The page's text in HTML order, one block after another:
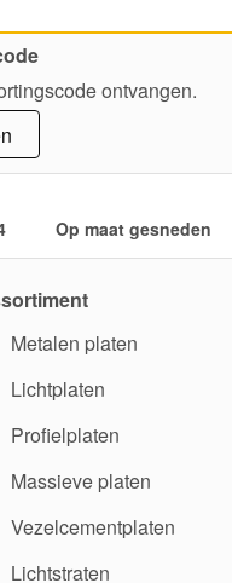
ontvangen.
Op maat gesneden
Metalen platen
Lichtplaten
Profielplaten
Massieve platen
Vezelcementplaten
Lichtstraten